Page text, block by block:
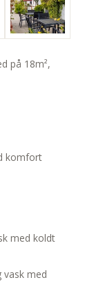
på 18m²,
komfort
med koldt
vask med